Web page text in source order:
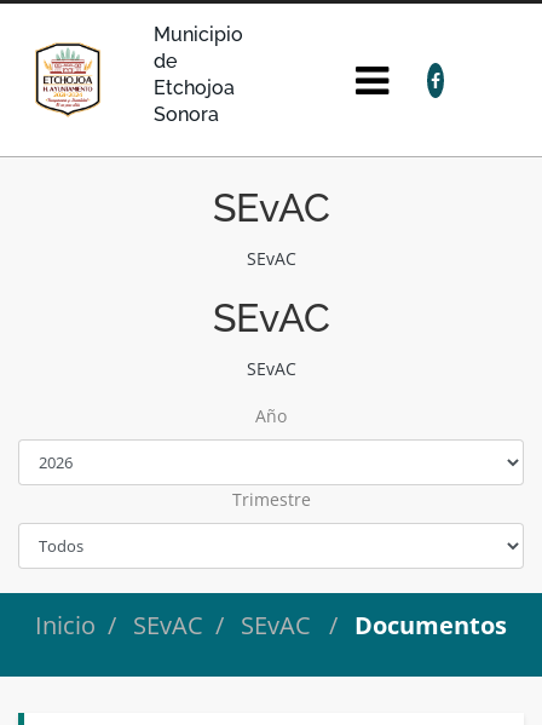
Municipio
de
Etchojoa
Sonora
SEvAC
SEvAC
SEvAC
SEvAC
Año
Trimestre
Inicio SEvAC SEvAC Documentos